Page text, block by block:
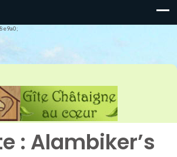
: Alambiker’s